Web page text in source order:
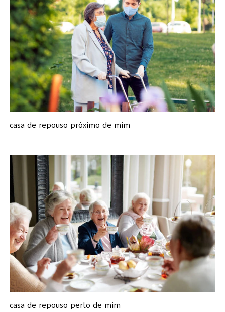
casa de repouso próximo de mim
casa de repouso perto de mim